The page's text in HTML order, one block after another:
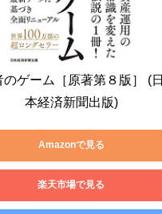
のゲーム［原著第８版］ (日
本経済新聞出版)
Amazonで見る
楽天市場で見る